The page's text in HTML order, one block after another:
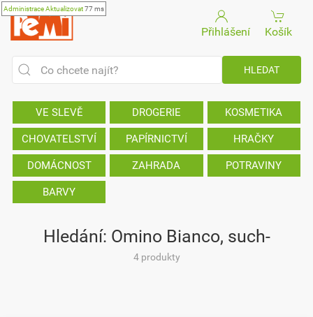
AdministraceAktualizovat77 ms
Přihlášení Košík
VE SLEVĚ DROGERIE KOSMETIKA
CHOVATELSTVÍ PAPÍRNICTVÍ HRAČKY
DOMÁCNOST ZAHRADA POTRAVINY
BARVY
Hledání: Omino Bianco, such-
4 produkty